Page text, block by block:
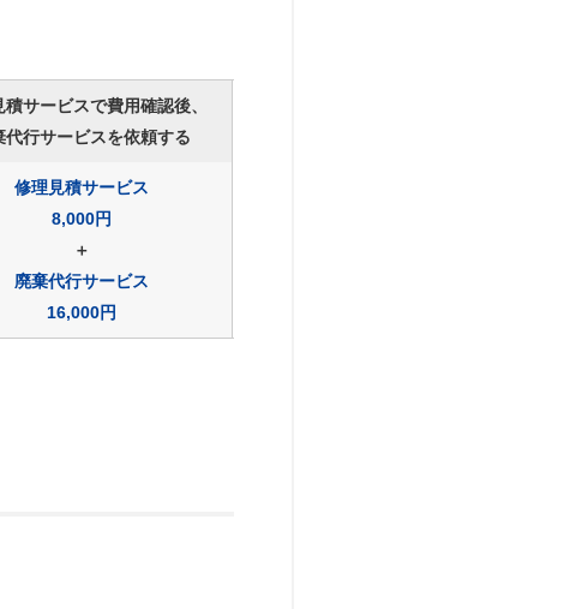
積サービスで費用確認後、
代行サービスを依頼する
修理見積サービス
8,000円
＋
廃棄代行サービス
16,000円